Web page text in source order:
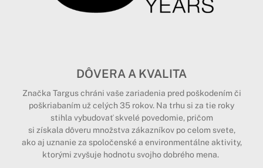
DÔVERA A KVALITA
Značka Targus chráni vaše zariadenia pred poškodením či
poškriabaním už celých 35 rokov. Na trhu si za tie roky
stihla vybudovať skvelé povedomie, pričom
si získala dôveru množstva zákazníkov po celom svete,
ako aj uznanie za spoločenské a environmentálne aktivity,
ktorými zvyšuje hodnotu svojho dobrého mena.